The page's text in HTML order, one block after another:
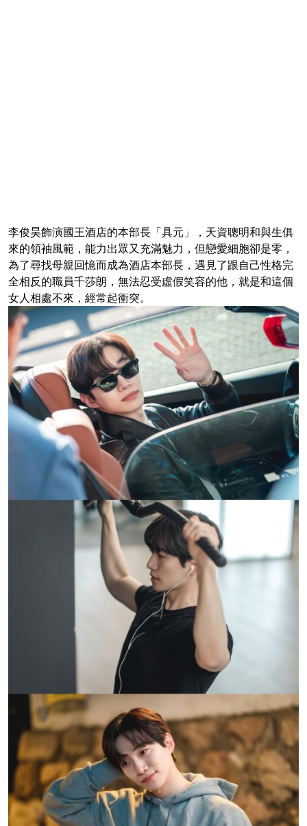
李俊昊飾演國王酒店的本部長「具元」，天資聰明和與生俱
來的領袖風範，能力出眾又充滿魅力，但戀愛細胞卻是零，
為了尋找母親回憶而成為酒店本部長，遇見了跟自己性格完
全相反的職員千莎朗，無法忍受虛假笑容的他，就是和這個
女人相處不來，經常起衝突。